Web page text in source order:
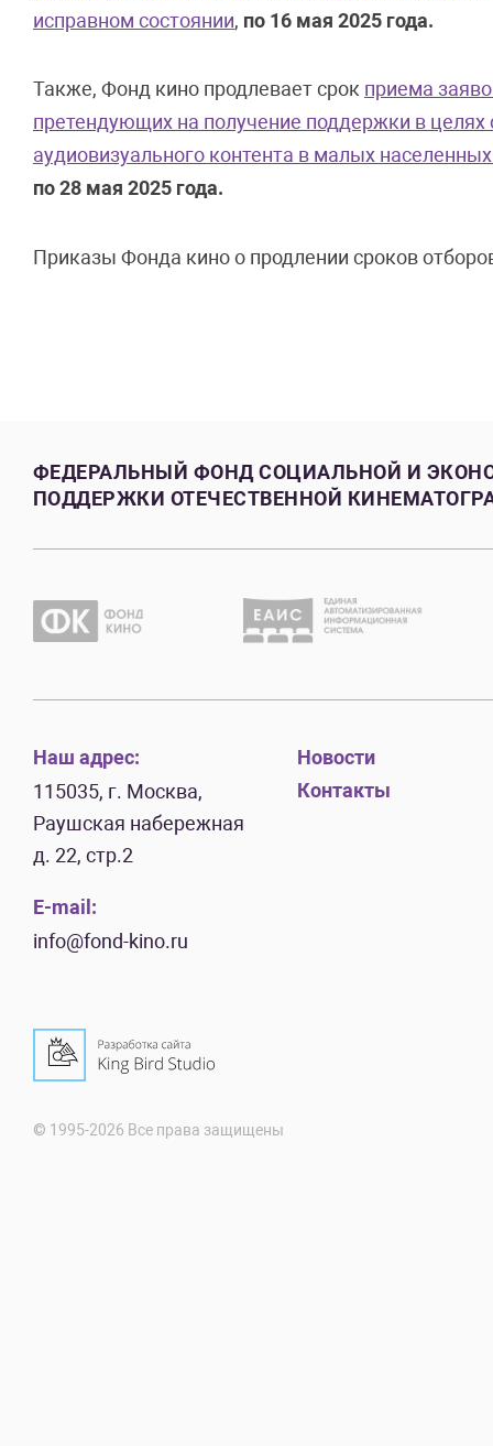
исправном состоянии, по 16 мая 2025 года.
Также, Фонд кино продлевает срок приема
претендующих на получение поддержки в
аудиовизуального контента в малых
по 28 мая 2025 года.
Приказы Фонда кино о продлении сроков
ФЕДЕРАЛЬНЫЙ ФОНД СОЦИАЛЬНОЙ И
ПОДДЕРЖКИ ОТЕЧЕСТВЕННОЙ
Наш адрес:
115035, г. Москва,
Раушская набережная
д. 22, стр.2
E-mail:
info@fond-kino.ru
Новости
Контакты
© 1995-2026 Все права защищены